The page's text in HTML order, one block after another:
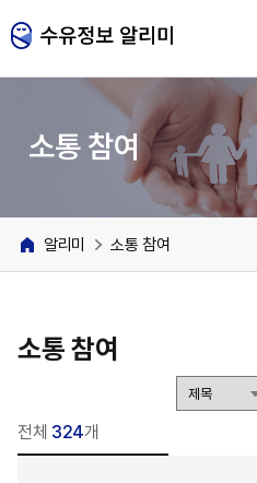
소통 참여
알리미 소통 참여
소통 참여
전체 324개